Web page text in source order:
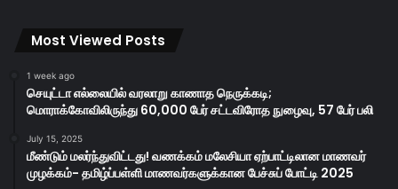
Most Viewed Posts
1 week ago
செயுட்டா எல்லையில் வரலாறு காணாத நெருக்கடி;
மொராக்கோவிலிருந்து 60,000 பேர் சட்டவிரோத நுழைவு, 57 பேர் பலி
July 15, 2025
மீண்டும் மலர்ந்துவிட்டது! வணக்கம் மலேசியா ஏற்பாட்டிலான மாணவர்
முழக்கம்- தமிழ்ப்பள்ளி மாணவர்களுக்கான பேச்சுப் போட்டி 2025